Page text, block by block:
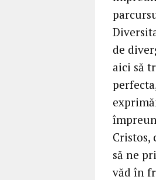
de
aici să
Cristos,
să ne
văd în